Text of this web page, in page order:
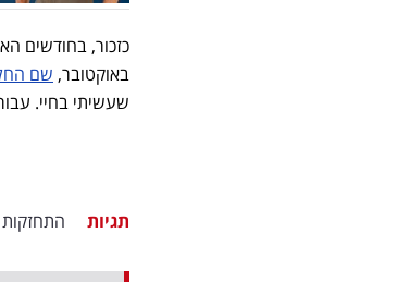
באוקטובר, שם
שעשיתי בחיי.
תגיות